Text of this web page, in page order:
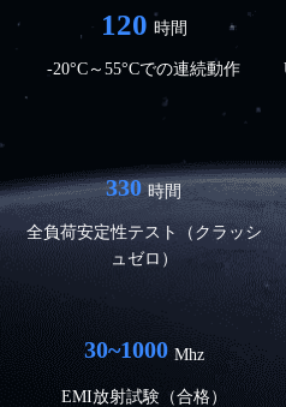
120 時間
-20°C～55°Cでの連続動作
330 時間
全負荷安定性テスト（クラッシ
ュゼロ）
30~1000 Mhz
EMI放射試験（合格）